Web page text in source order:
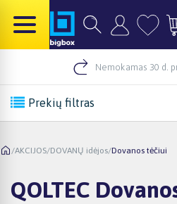
Nemokamas 30 d.
Prekių filtras
/AKCIJOS/DOVANŲ idėjos/Dovanos tėčiui
QOLTEC